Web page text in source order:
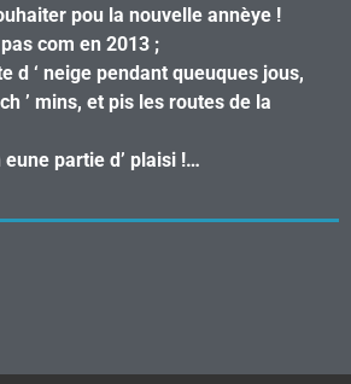
pou la nouvelle annèye !
com en 2013 ;
d ‘ neige pendant queuques jous,
’ mins, et pis les routes de la
partie d’ plaisi !…